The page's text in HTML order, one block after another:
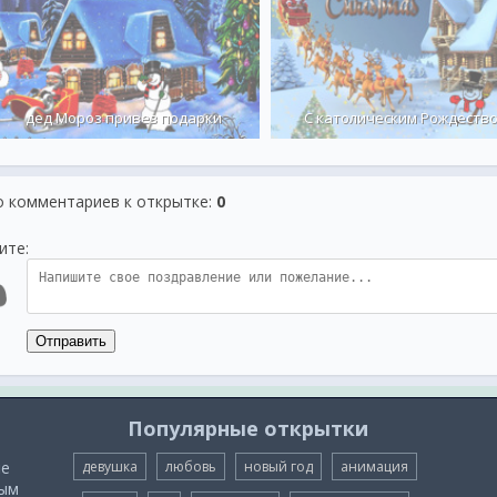
дед Мороз привез подарки С католическим
комментариев к открытке: 0
Отправить
Популярные открытки
девушка любовь новый год анимация